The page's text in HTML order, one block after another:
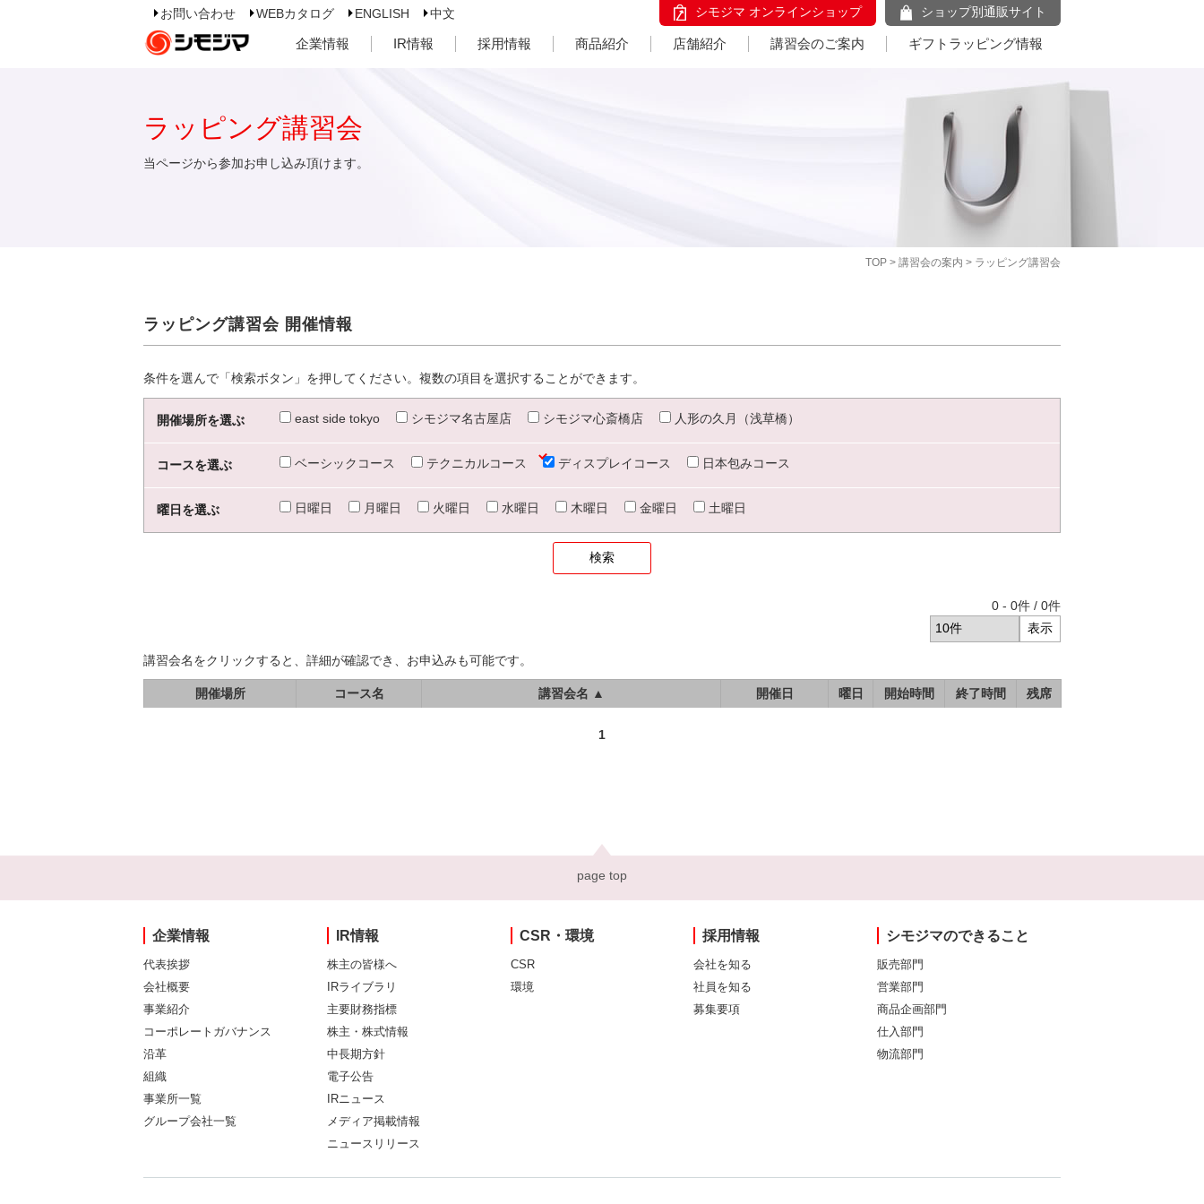
お問い合わせ WEBカタログ ENGLISH 中文 シモジマ オンラインショップ ショップ別通販サイト
企業情報 IR情報 採用情報 商品紹介 店舗紹介 講習会のご案内 ギフトラッピング情報
TOP > 講習会の案内 > ラッピング講習会
ラッピング講習会
当ページから参加お申し込み頂けます。
ラッピング講習会 開催情報
条件を選んで「検索ボタン」を押してください。複数の項目を選択することができます。
開催場所を選ぶ east side tokyo シモジマ名古屋店 シモジマ心斎橋店 人形の久月（浅草橋）
コースを選ぶ ベーシックコース テクニカルコース ディスプレイコース 日本包みコース
曜日を選ぶ 日曜日 月曜日 火曜日 水曜日 木曜日 金曜日 土曜日
0 - 0件 / 0件
講習会名をクリックすると、詳細が確認でき、お申込みも可能です。
開催場所 コース名 講習会名 ▲ 開催日 曜日 開始時間 終了時間 残席
1
page top
企業情報
代表挨拶
会社概要
事業紹介
コーポレートガバナンス
沿革
組織
事業所一覧
グループ会社一覧
IR情報
株主の皆様へ
IRライブラリ
主要財務指標
株主・株式情報
中長期方針
電子公告
IRニュース
メディア掲載情報
ニュースリリース
CSR・環境
CSR
環境
採用情報
会社を知る
社員を知る
募集要項
シモジマのできること
販売部門
営業部門
商品企画部門
仕入部門
物流部門